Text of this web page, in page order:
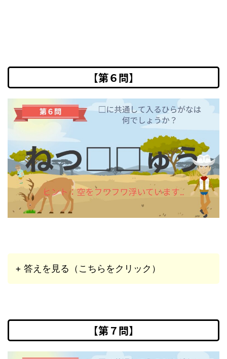
【第６問】
+ 答えを見る（こちらをクリック）
【第７問】